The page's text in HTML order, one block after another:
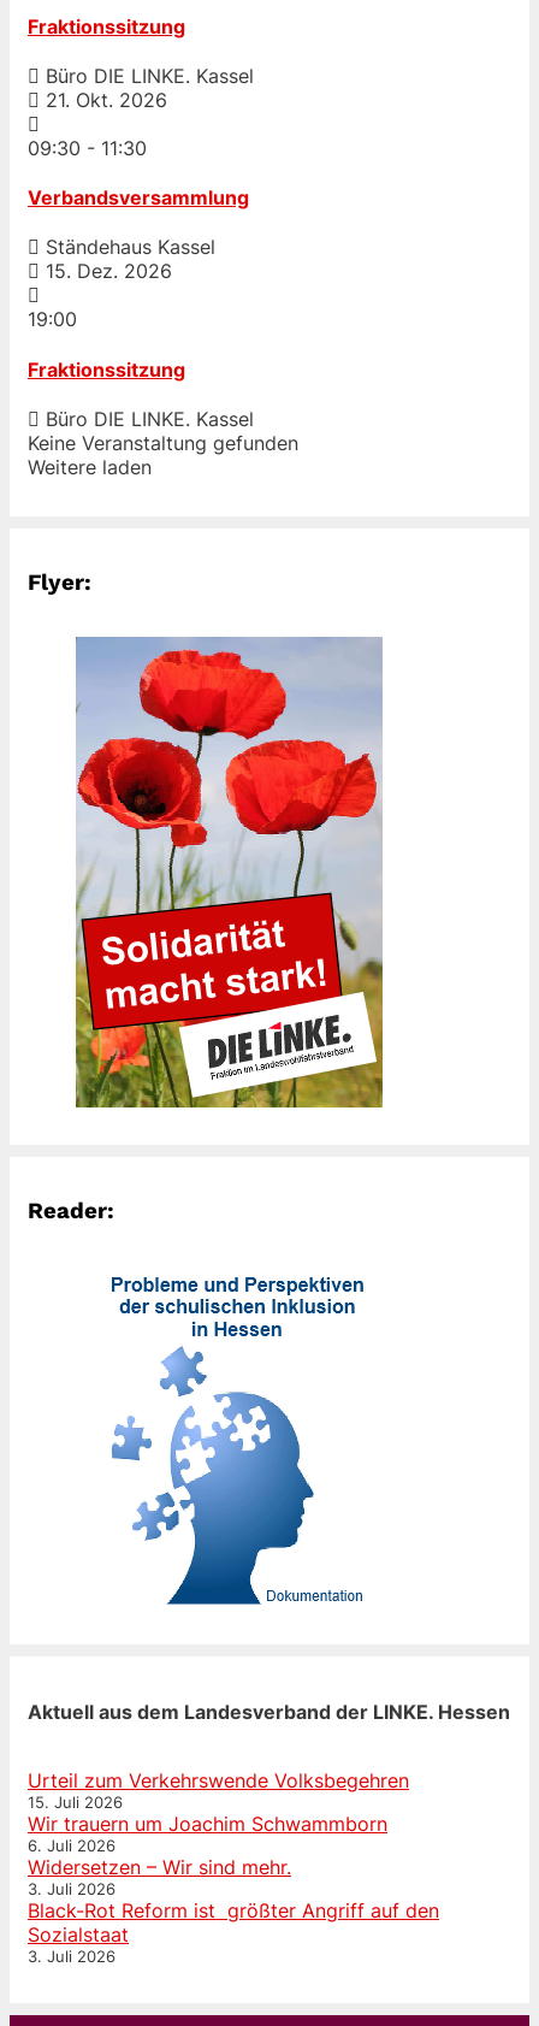
Fraktionssitzung
Büro DIE LINKE. Kassel
21. Okt. 2026
09:30 - 11:30
Verbandsversammlung
Ständehaus Kassel
15. Dez. 2026
19:00
Fraktionssitzung
Büro DIE LINKE. Kassel
Keine Veranstaltung gefunden
Weitere laden
Flyer:
Reader:
Aktuell aus dem Landesverband der LINKE. Hessen
Urteil zum Verkehrswende Volksbegehren
15. Juli 2026
Wir trauern um Joachim Schwammborn
6. Juli 2026
Widersetzen – Wir sind mehr.
3. Juli 2026
Black-Rot Reform ist größter Angriff auf den
Sozialstaat
3. Juli 2026